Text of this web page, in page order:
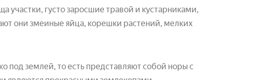
густо заросшие травой и кустарниками,
они змеиные яйца, корешки растений, мелких
под землей, то есть представляют собой норы с